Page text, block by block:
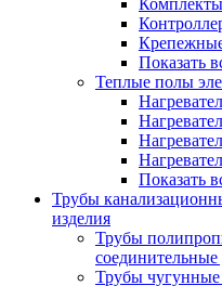
Комплекты
Показать
Теплые полы
Показать
Трубы
изделия
Трубы
соединительные
Трубы чугунные